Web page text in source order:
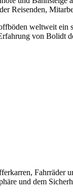
Reisenden,
weltweit ein
von
Fahrräder
und dem